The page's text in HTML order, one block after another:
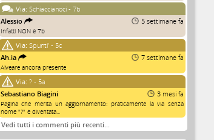
Via: Schiaccianoci - 7b
Alessio
5 settimane fa
Infatti NON è 7b
Via: Spunti' - 5c
Ah.ia
7 settimane fa
Alveare ancora presente
Via: ? - 5a
Sebastiano Biagini
3 mesi fa
Pagina che merita un aggiornamento: praticamente la via senza
nome "?" è diventata...
Vedi tutti i commenti più recenti…